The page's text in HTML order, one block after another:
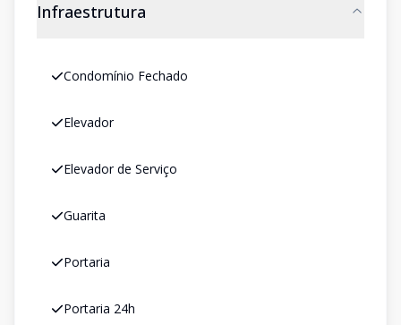
Infraestrutura
Condomínio Fechado
Elevador
Elevador de Serviço
Guarita
Portaria
Portaria 24h